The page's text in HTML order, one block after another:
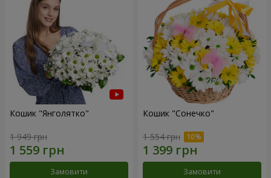
Кошик "Янголятко"
1 949 грн
Замовити
Кошик "Сонечко"
1 554 грн
Замовити